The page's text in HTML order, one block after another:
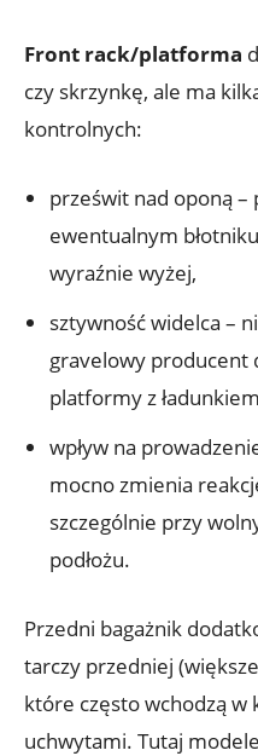
Front rack/platforma
czy skrzynkę, ale ma
kontrolnych:
prześwit nad oponą
ewentualnym
wyraźnie wyżej,
sztywność widelca –
gravelowy producent
platformy z
wpływ na
mocno zmienia
szczególnie przy
podłożu.
Przedni bagażnik
tarczy przedniej
które często wchodzą w
uchwytami. Tutaj